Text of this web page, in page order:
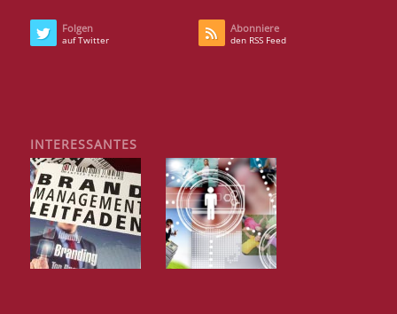
Folgen
auf Twitter
Abonniere
den RSS Feed
INTERESSANTES